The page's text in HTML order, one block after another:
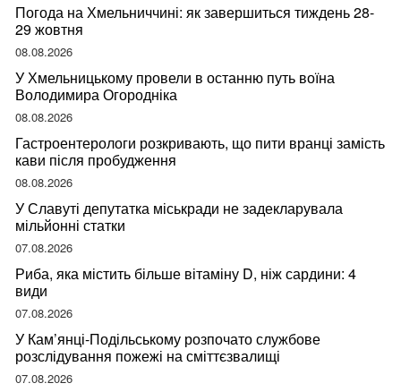
Погода на Хмельниччині: як завершиться тиждень 28-
29 жовтня
08.08.2026
У Хмельницькому провели в останню путь воїна
Володимира Огородніка
08.08.2026
Гастроентерологи розкривають, що пити вранці замість
кави після пробудження
08.08.2026
У Славуті депутатка міськради не задекларувала
мільйонні статки
07.08.2026
Риба, яка містить більше вітаміну D, ніж сардини: 4
види
07.08.2026
У Кам’янці-Подільському розпочато службове
розслідування пожежі на сміттєзвалищі
07.08.2026